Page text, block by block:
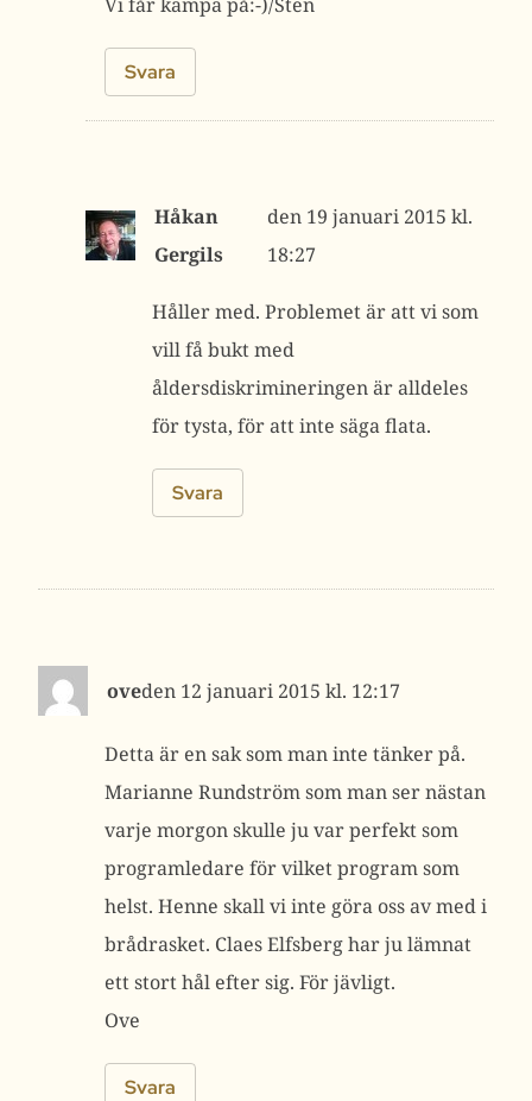
Svara
Håkan
Gergils
19 januari 2015 kl.
18:27
Håller med. Problemet är att vi som
vill få bukt med
åldersdiskrimineringen är alldeles
för tysta, för att inte säga flata.
Svara
ove 12 januari 2015 kl. 12:17
Detta är en sak som man inte tänker på.
Marianne Rundström som man ser nästan
varje morgon skulle ju var perfekt som
programledare för vilket program som
helst. Henne skall vi inte göra oss av med i
brådrasket. Claes Elfsberg har ju lämnat
ett stort hål efter sig. För jävligt.
Ove
Svara